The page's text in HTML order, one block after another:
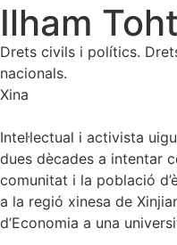
Ilham
Drets civils i polítics.
nacionals.
Xina
Intel·lectual i activista
dues dècades a intentar
comunitat i la població
a la regió xinesa de
d’Economia a una